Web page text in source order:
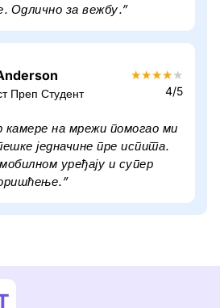
Одлично за вежбу.”
Преп Студент
★★★★★
4/5
камере на мрежи помогао ми
једначине пре испита.
уређају и супер